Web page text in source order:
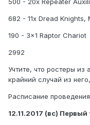
682 - 11x Dread Knights,
190 - 3x1 Raptor Chariot
2992
Учтите, что ростеры
крайний случай из
Расписание
12.11.2017 (вс) Первый